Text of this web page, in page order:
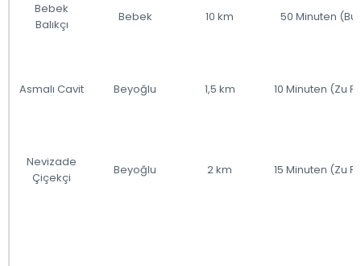
Bebek
Balıkçı
Bebek 10 km 50 Minuten
Asmalı Cavit Beyoğlu 1,5 km 10 Minuten (Zu
Nevizade
Çiçekçi
Beyoğlu 2 km 15 Minuten (Zu